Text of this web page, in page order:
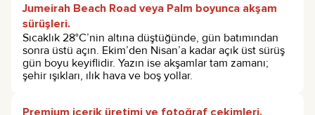
Jumeirah Beach Road veya Palm boyunca akşam
sürüşleri.
Sıcaklık 28°C’nin altına düştüğünde, gün batımından
sonra üstü açın. Ekim’den Nisan’a kadar açık üst sürüş
gün boyu keyiflidir. Yazın ise akşamlar tam zamanı;
şehir ışıkları, ılık hava ve boş yollar.
Premium içerik üretimi ve fotoğraf çekimleri.